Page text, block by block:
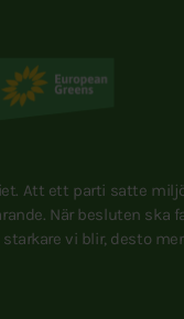
Att ett parti satte
När besluten ska
vi blir, desto